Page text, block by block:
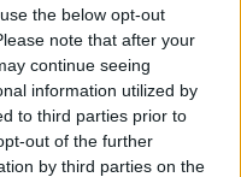
the below opt-out
note that after your
continue seeing
information utilized by
to third parties prior to
out of the further
by third parties on the